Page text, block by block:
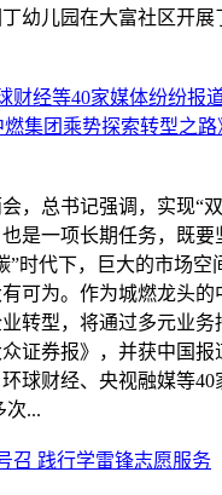
幼儿园在大富社区开展
财经等40家媒体纷纷
集团乘势探索转型之路
，总书记强调，实现“
是一项长期任务，既
”时代下，巨大的市场空
可为。作为城燃龙头的
转型，将通过多元业
证券报》，并获中国报
球财经、央视融媒等
次...
召 践行学雷锋志愿服务